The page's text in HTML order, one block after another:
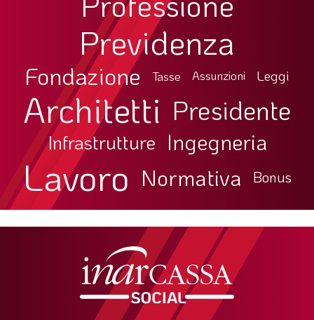
Previdenza
Fondazione Tasse Assunzioni Leggi
Architetti Presidente
Infrastrutture Ingegneria
Lavoro Normativa Bonus